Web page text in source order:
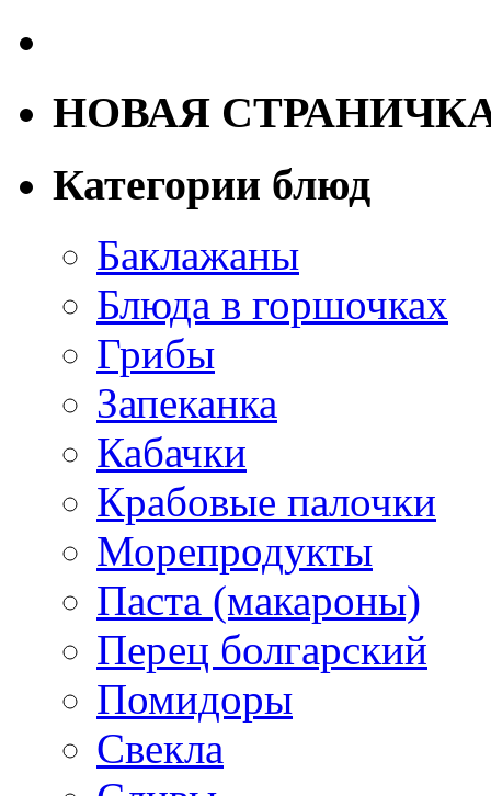
НОВАЯ
Категории блюд
Баклажаны
Блюда в горшочках
Грибы
Запеканка
Кабачки
Крабовые палочки
Морепродукты
Паста (макароны)
Перец болгарский
Помидоры
Свекла